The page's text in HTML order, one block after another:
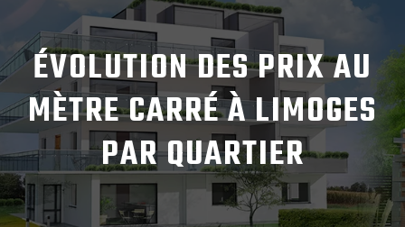
ÉVOLUTION DES PRIX AU
MÈTRE CARRÉ À LIMOGES
PAR QUARTIER